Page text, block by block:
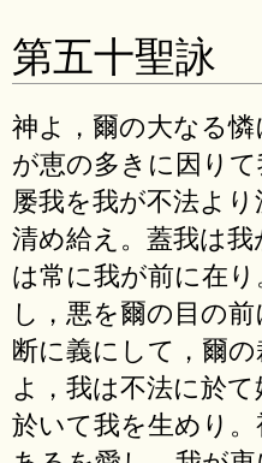
第五十聖詠
神よ，爾の大なる
が恵の多きに因りて
屡我を我が不法よ
清め給え。蓋我は
は常に我が前に在
し，悪を爾の目の
断に義にして，爾
よ，我は不法に於
於いて我を生めり